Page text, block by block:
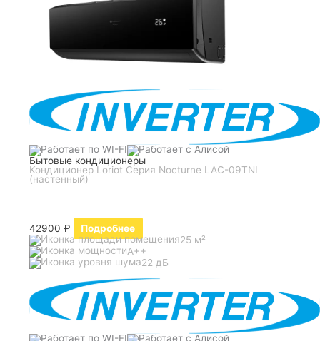
Бытовые кондиционеры
Кондиционер Loriot Серия Nocturne LAC-09TNI
(настенный)
42900₽
Подробнее
25 м²
A++
22 дБ